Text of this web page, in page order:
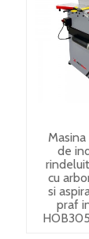
de
cu
si
praf